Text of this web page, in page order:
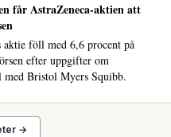
får AstraZeneca-aktien att
aktie föll med 6,6 procent på
efter uppgifter om
med Bristol Myers Squibb.
→